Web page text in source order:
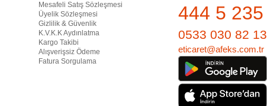
Mesafeli Satış Sözleşmesi
Üyelik Sözleşmesi
Gizlilik & Güvenlik
K.V.K.K Aydınlatma
Kargo Takibi
Alışverişsiz Ödeme
Fatura Sorgulama
444 5 235
0533 030 82 13
eticaret@afeks.com.tr